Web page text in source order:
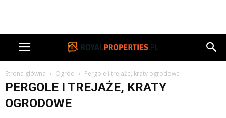
Strona główna Ogród Pergole i trejaże, kraty ogrodowe
PERGOLE I TREJAŻE, KRATY
OGRODOWE